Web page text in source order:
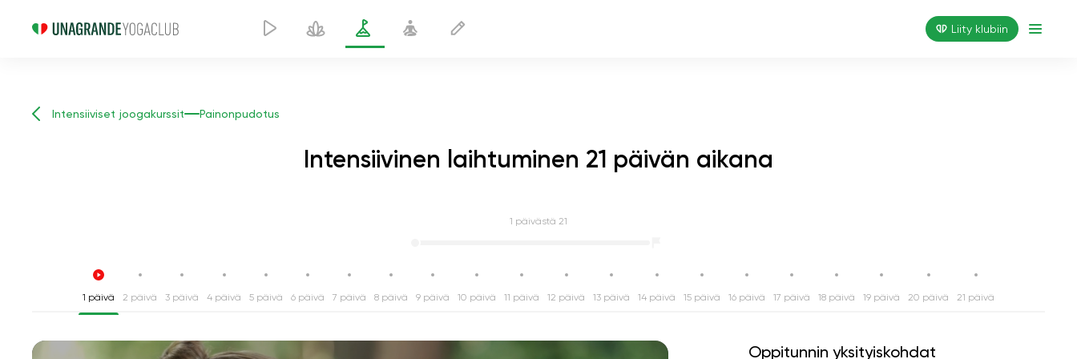
Liity klubiin
Intensiiviset joogakurssit Painonpudotus
Intensiivinen laihtuminen 21 päivän aikana
1 päivästä 21
1 päivä 2 päivä 3 päivä 4 päivä 5 päivä 6 päivä 7 päivä 8 päivä 9 päivä 10 päivä 11 päivä 12 päivä 13 päivä 14 päivä 15 päivä 16 päivä 17 päivä 18 päivä 19 päivä 20 päivä 21 päivä
Oppitunnin yksityiskohdat